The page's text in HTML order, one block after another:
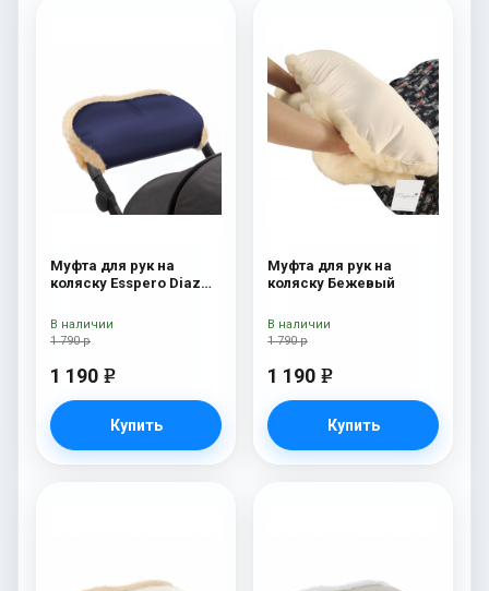
Муфта для рук на
коляску Esspero Diaz
Navy
1 790 р
1 190 e
Купить
В наличии
Муфта для рук на
коляску Бежевый
1 790 р
1 190 e
Купить
В наличии